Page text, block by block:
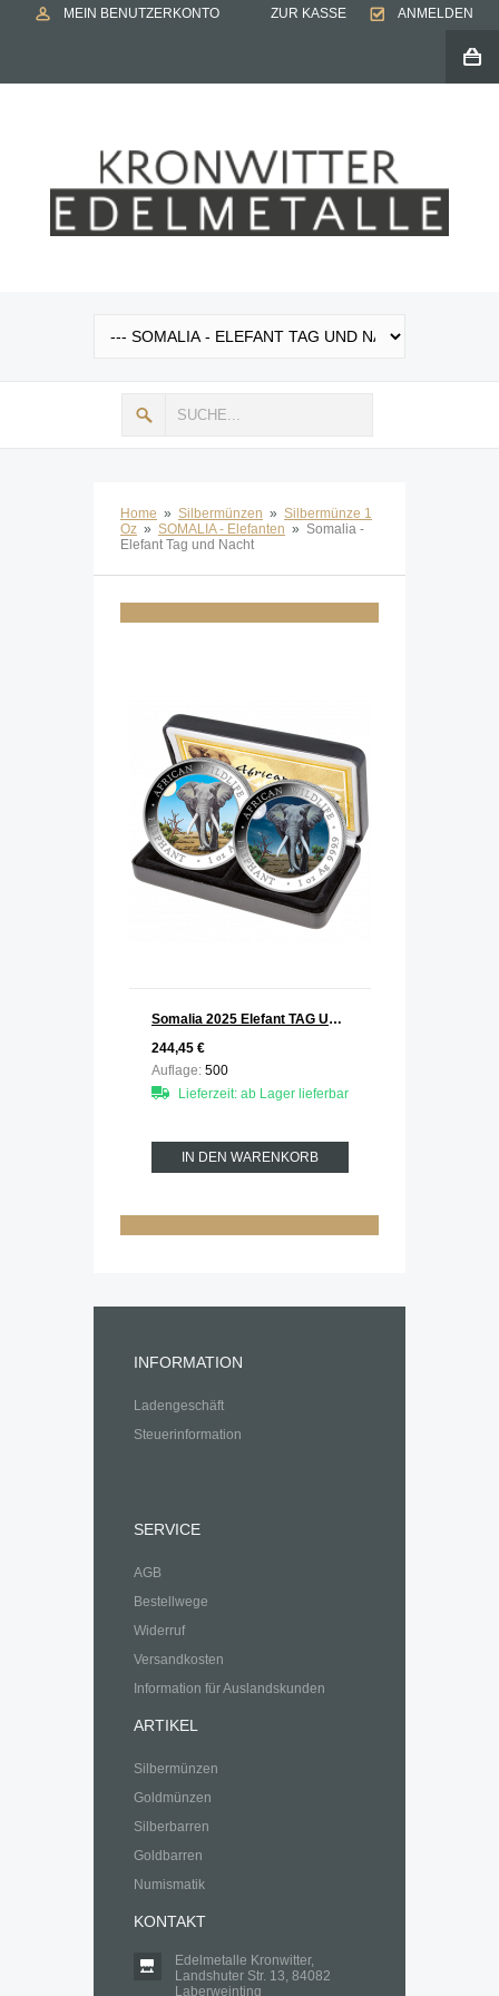
MEIN BENUTZERKONTO ZUR KASSE ANMELDEN
Home » Silbermünzen » Silbermünze 1
Oz » SOMALIA - Elefanten » Somalia -
Elefant Tag und Nacht
Somalia 2025 Elefant TAG UND NACHT - Day and Night 2 x 1 oz Silber
244,45 €
Auflage: 500
Lieferzeit: ab Lager lieferbar
IN DEN WARENKORB
INFORMATION
Ladengeschäft
Steuerinformation
SERVICE
AGB
Bestellwege
Widerruf
Versandkosten
Information für Auslandskunden
ARTIKEL
Silbermünzen
Goldmünzen
Silberbarren
Goldbarren
Numismatik
KONTAKT
Edelmetalle Kronwitter,
Landshuter Str. 13, 84082
Laberweinting